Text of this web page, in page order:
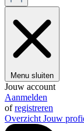
Menu sluiten
Jouw account
Aanmelden
ofregistreren
Overzicht Jouw